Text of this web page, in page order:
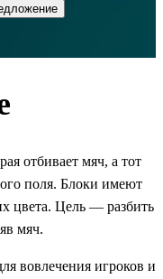
отбивает мяч, а тот
поля. Блоки имеют
цвета. Цель — разбить
мяч.
вовлечения игроков и